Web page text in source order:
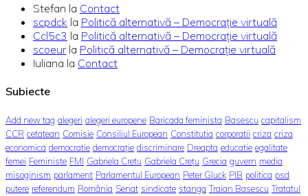
Stefan la Contact
scpdck la Politică alternativă – Democraţie virtuală
Ccl5c3 la Politică alternativă – Democraţie virtuală
scoeur la Politică alternativă – Democraţie virtuală
Iuliana la Contact
Subiecte
Add new tag alegeri alegeri europene Baricada feminista Basescu capitalism
CCR cetatean Comisie Consiliul European Constitutia corporatii criza criza
economica democratie democrație discriminare Dreapta educatie egalitate
femei Feministe FMI Gabriela Cretu Gabriela Crețu Grecia guvern media
misoginism parlament Parlamentul European Peter Gluck PIB politica psd
putere referendum România Senat sindicate stanga Traian Basescu Tratatul